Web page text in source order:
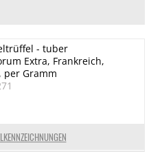
- tuber
Extra, Frankreich,
per Gramm